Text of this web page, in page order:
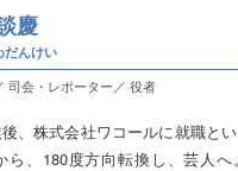
慶
だんけい
司会・レポーター／ 役者
、株式会社ワコールに就職と
ら、180度方向転換し、芸人